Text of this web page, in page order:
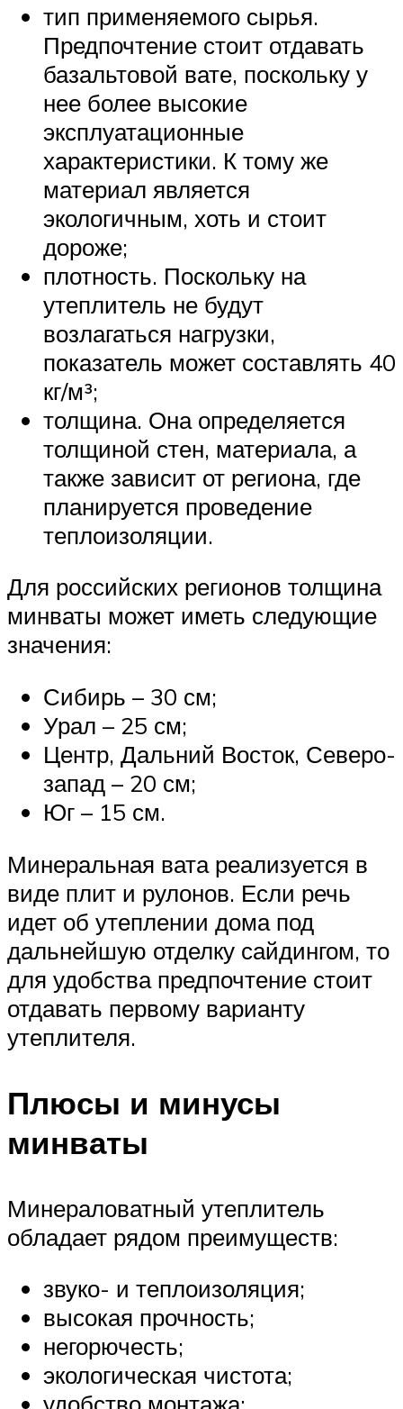
тип применяемого сырья.
Предпочтение стоит отдавать
базальтовой вате, поскольку у
нее более высокие
эксплуатационные
характеристики. К тому же
материал является
экологичным, хоть и стоит
дороже;
плотность. Поскольку на
утеплитель не будут
возлагаться нагрузки,
показатель может составлять 40
кг/м³;
толщина. Она определяется
толщиной стен, материала, а
также зависит от региона, где
планируется проведение
теплоизоляции.
Для российских регионов толщина
минваты может иметь следующие
значения:
Сибирь – 30 см;
Урал – 25 см;
Центр, Дальний Восток, Северо-
запад – 20 см;
Юг – 15 см.
Минеральная вата реализуется в
виде плит и рулонов. Если речь
идет об утеплении дома под
дальнейшую отделку сайдингом, то
для удобства предпочтение стоит
отдавать первому варианту
утеплителя.
Плюсы и минусы
минваты
Минераловатный утеплитель
обладает рядом преимуществ:
звуко- и теплоизоляция;
высокая прочность;
негорючесть;
экологическая чистота;